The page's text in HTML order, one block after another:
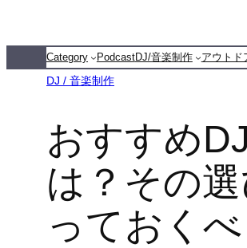
Category PodcastDJ/音楽制作 アウトド
DJ / 音楽制作
おすすめ
は？その
っておく